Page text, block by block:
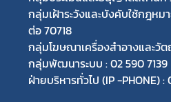
กลุ่มเฝ้าระวังและบังคับใช้กฎหม
ต่อ 70718
กลุ่มโฆษณาเครื่องสำอางและวั
กลุ่มพัฒนาระบบ : 02 590 7139
ฝ่ายบริหารทั่วไป (IP -PHONE)